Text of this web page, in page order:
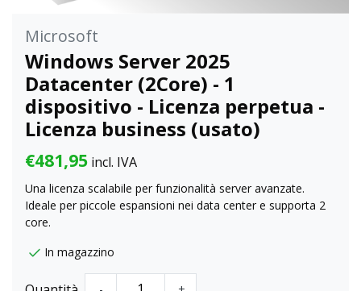
Microsoft
Windows Server 2025
Datacenter (2Core) - 1
dispositivo - Licenza perpetua -
Licenza business (usato)
€481,95 incl. IVA
Una licenza scalabile per funzionalità server avanzate.
Ideale per piccole espansioni nei data center e supporta 2
core.
In magazzino